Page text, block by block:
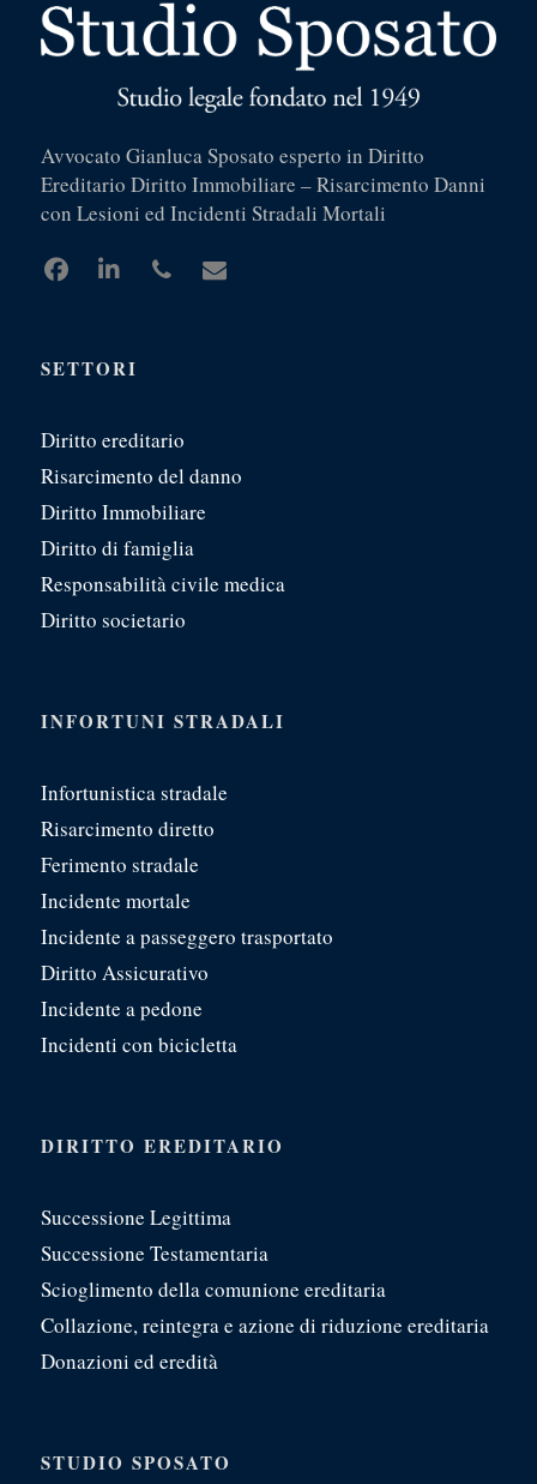
Avvocato Gianluca Sposato esperto in Diritto
Ereditario Diritto Immobiliare – Risarcimento Danni
con Lesioni ed Incidenti Stradali Mortali
SETTORI
Diritto ereditario
Risarcimento del danno
Diritto Immobiliare
Diritto di famiglia
Responsabilità civile medica
Diritto societario
INFORTUNI STRADALI
Infortunistica stradale
Risarcimento diretto
Ferimento stradale
Incidente mortale
Incidente a passeggero trasportato
Diritto Assicurativo
Incidente a pedone
Incidenti con bicicletta
DIRITTO EREDITARIO
Successione Legittima
Successione Testamentaria
Scioglimento della comunione ereditaria
Collazione, reintegra e azione di riduzione ereditaria
Donazioni ed eredità
STUDIO SPOSATO